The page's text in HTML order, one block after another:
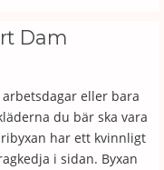
Dam
eller bara
du bär ska vara
har ett kvinnligt
i sidan. Byxan